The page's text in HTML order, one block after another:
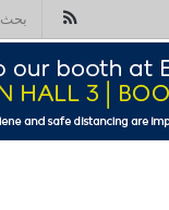
ملخص
الموقع
RSS